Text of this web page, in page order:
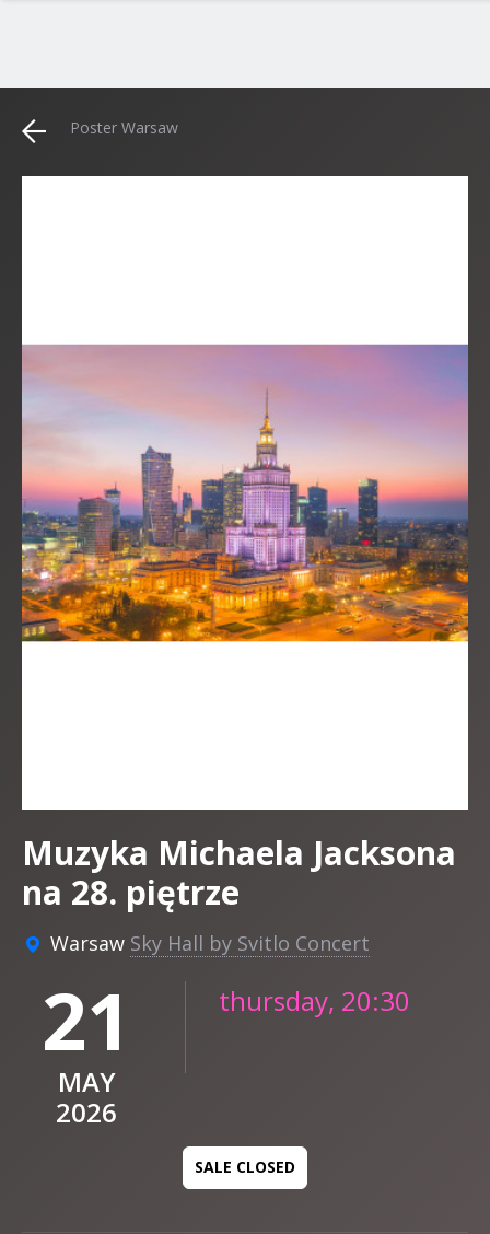
Poster Warsaw
Muzyka Michaela Jacksona
na 28. piętrze
Warsaw Sky Hall by Svitlo Concert
21
MAY
2026
thursday, 20:30
SALE CLOSED